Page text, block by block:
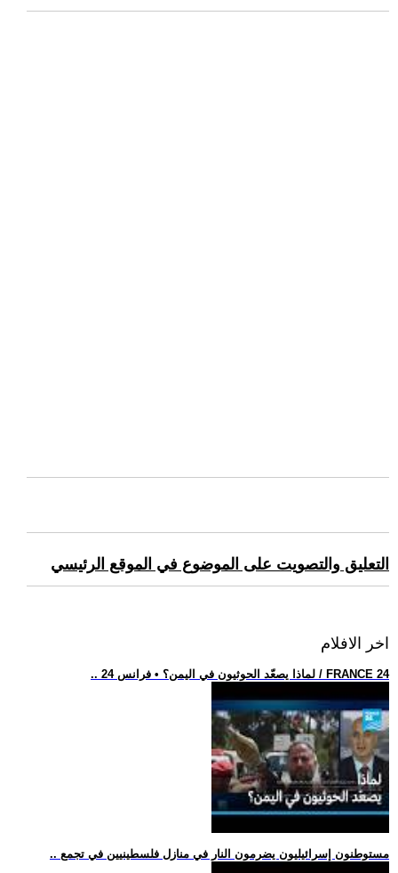
التعليق والتصويت على الموضوع في الموقع الرئيسي
اخر الافلام
.. لماذا يصعّد الحوثيون في اليمن؟ • فرانس 24 / FRANCE 24
.. مستوطنون إسرائيليون يضرمون النار في منازل فلسطينيين في تجمع